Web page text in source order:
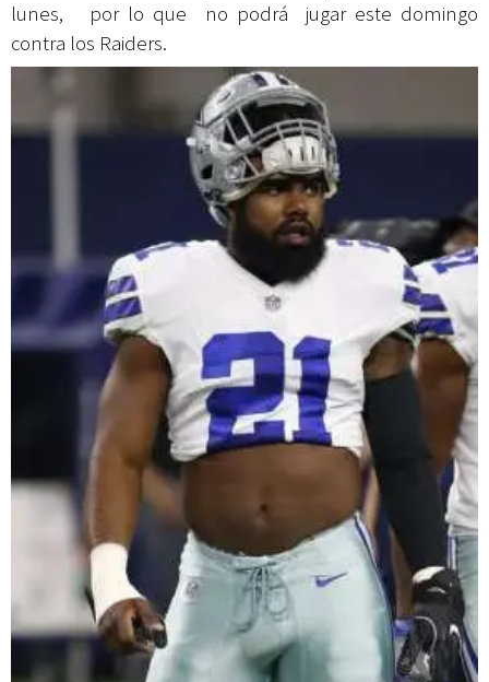
lunes, por lo que no podrá jugar este domingo
contra los Raiders.